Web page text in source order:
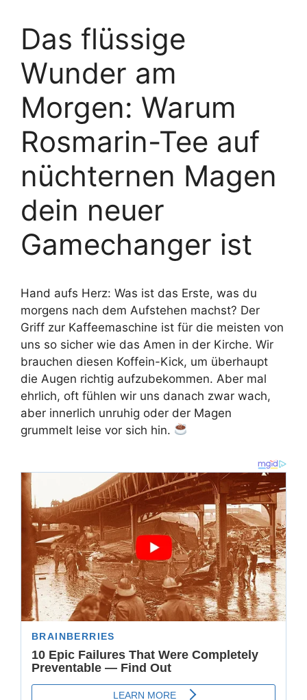
Das flüssige
Wunder am
Morgen: Warum
Rosmarin-Tee auf
nüchternen Magen
dein neuer
Gamechanger ist
Hand aufs Herz: Was ist das Erste, was du
morgens nach dem Aufstehen machst? Der
Griff zur Kaffeemaschine ist für die meisten von
uns so sicher wie das Amen in der Kirche. Wir
brauchen diesen Koffein-Kick, um überhaupt
die Augen richtig aufzubekommen. Aber mal
ehrlich, oft fühlen wir uns danach zwar wach,
aber innerlich unruhig oder der Magen
grummelt leise vor sich hin.